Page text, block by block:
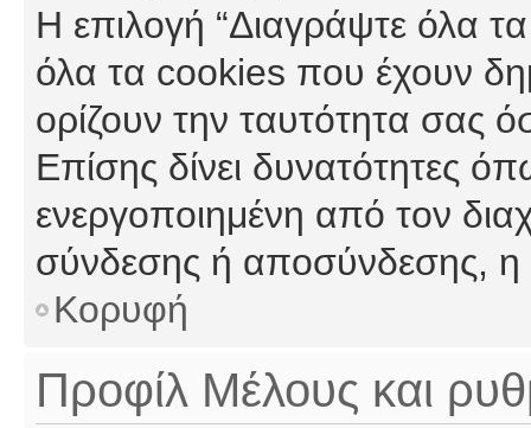
Η επιλογή “Διαγράψτε όλα
όλα τα cookies που έχουν
ορίζουν την ταυτότητα σας
Επίσης δίνει δυνατότητες
ενεργοποιημένη από τον
σύνδεσης ή αποσύνδεσης, η
Κορυφή
Προφίλ Μέλους και